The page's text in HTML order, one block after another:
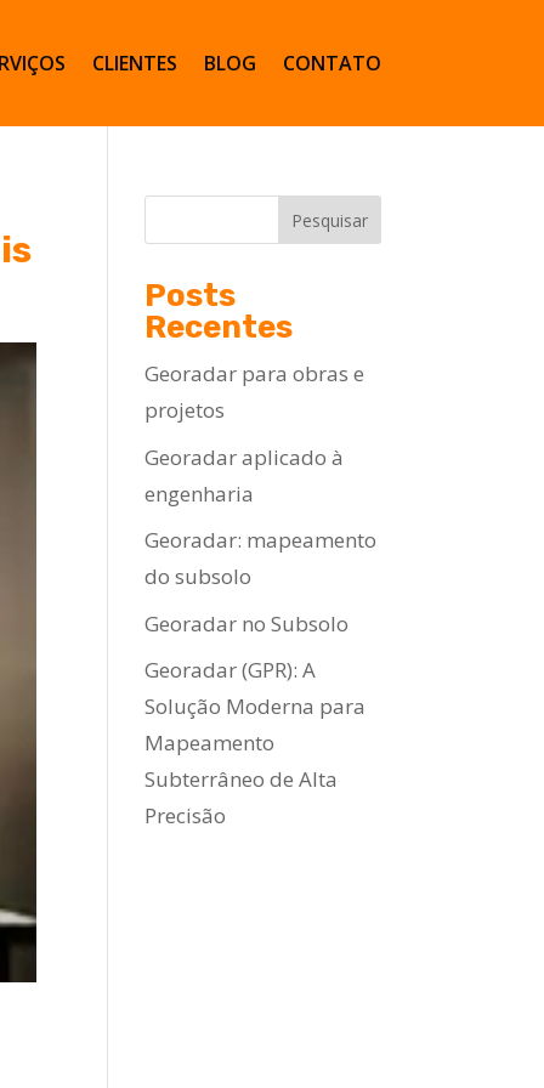
CLIENTES BLOG CONTATO
Pesquisar
Posts
Recentes
Georadar para obras e
projetos
Georadar aplicado à
engenharia
Georadar: mapeamento
do subsolo
Georadar no Subsolo
Georadar (GPR): A
Solução Moderna para
Mapeamento
Subterrâneo de Alta
Precisão